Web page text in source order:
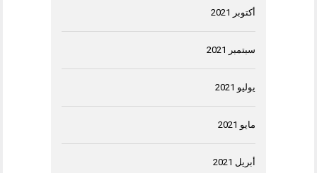
أكتوبر 2021
سبتمبر 2021
يوليو 2021
مايو 2021
أبريل 2021